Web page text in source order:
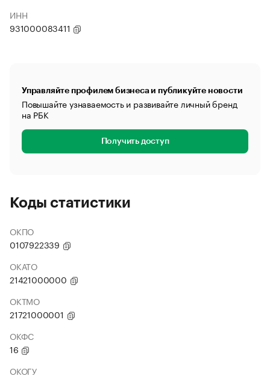
ИНН
931000083411
Управляйте профилем бизнеса и публикуйте новости
Повышайте узнаваемость и развивайте личный бренд
на РБК
Получить доступ
Коды статистики
ОКПО
0107922339
ОКАТО
21421000000
ОКТМО
21721000001
ОКФС
16
ОКОГУ